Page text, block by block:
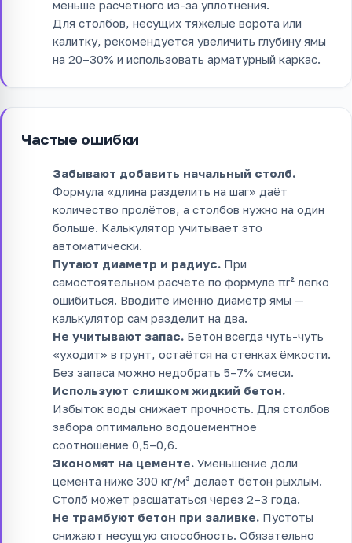
меньше расчётного из-за уплотнения.
Для столбов, несущих тяжёлые ворота или
калитку, рекомендуется увеличить глубину ямы
на 20–30% и использовать арматурный каркас.
Частые ошибки
Забывают добавить начальный столб.
Формула «длина разделить на шаг» даёт
количество пролётов, а столбов нужно на один
больше. Калькулятор учитывает это
автоматически.
Путают диаметр и радиус. При
самостоятельном расчёте по формуле πr² легко
ошибиться. Вводите именно диаметр ямы —
калькулятор сам разделит на два.
Не учитывают запас. Бетон всегда чуть-чуть
«уходит» в грунт, остаётся на стенках ёмкости.
Без запаса можно недобрать 5–7% смеси.
Используют слишком жидкий бетон.
Избыток воды снижает прочность. Для столбов
забора оптимально водоцементное
соотношение 0,5–0,6.
Экономят на цементе. Уменьшение доли
цемента ниже 300 кг/м³ делает бетон рыхлым.
Столб может расшататься через 2–3 года.
Не трамбуют бетон при заливке. Пустоты
снижают несущую способность. Обязательно